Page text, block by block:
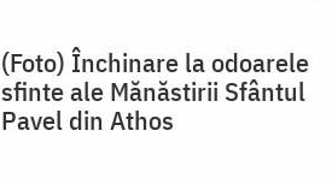
(Foto) Închinare la odoarele
sfinte ale Mănăstirii Sfântul
Pavel din Athos